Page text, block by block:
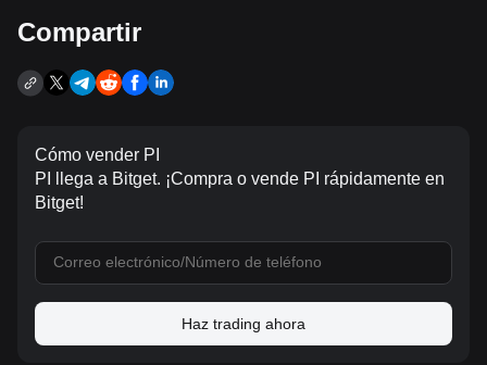
Compartir
Cómo vender PI
PI llega a Bitget. ¡Compra o vende PI rápidamente en
Bitget!
Haz trading ahora